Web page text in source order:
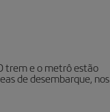
trem e o metrô estão
de desembarque, nos